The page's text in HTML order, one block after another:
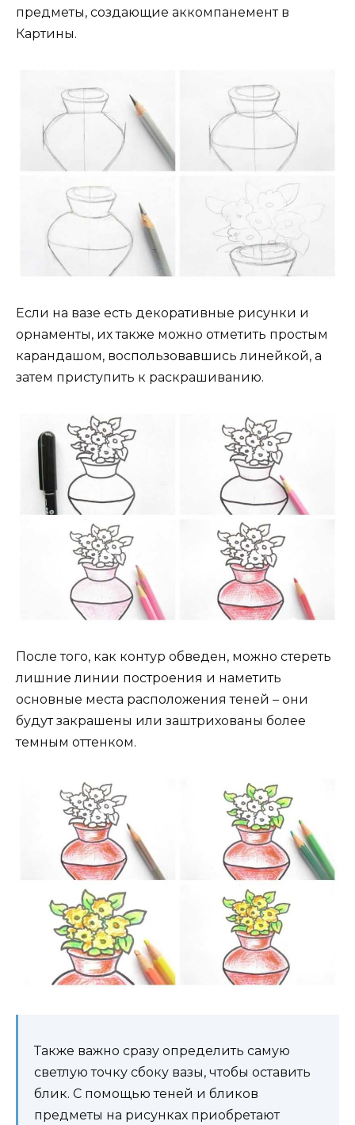
предметы, создающие аккомпанемент в
Картины.
Если на вазе есть декоративные рисунки и
орнаменты, их также можно отметить простым
карандашом, воспользовавшись линейкой, а
затем приступить к раскрашиванию.
После того, как контур обведен, можно стереть
лишние линии построения и наметить
основные места расположения теней – они
будут закрашены или заштрихованы более
темным оттенком.
Также важно сразу определить самую
светлую точку сбоку вазы, чтобы оставить
блик. С помощью теней и бликов
предметы на рисунках приобретают